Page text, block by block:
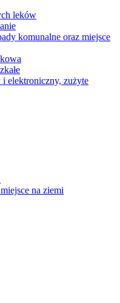
leków
komunalne oraz miejsce
elektroniczny, zużyte
na ziemi